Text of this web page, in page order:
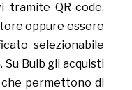
tramite QR-code,
oppure essere
selezionabile
Su Bulb gli acquisti
permettono di